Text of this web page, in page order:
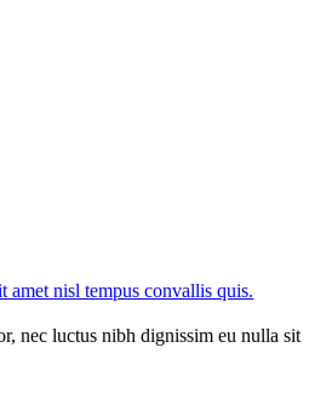
amet nisl tempus convallis quis.
nec luctus nibh dignissim eu nulla sit